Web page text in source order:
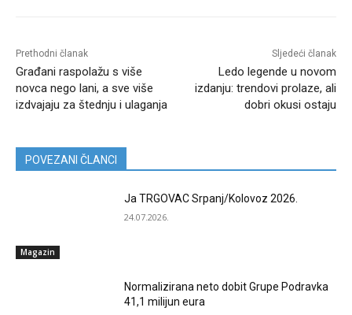
Prethodni članak
Građani raspolažu s više
novca nego lani, a sve više
izdvajaju za štednju i ulaganja
Sljedeći članak
Ledo legende u novom
izdanju: trendovi prolaze, ali
dobri okusi ostaju
POVEZANI ČLANCI
Magazin
Ja TRGOVAC Srpanj/Kolovoz 2026.
24.07.2026.
Normalizirana neto dobit Grupe Podravka
41,1 milijun eura